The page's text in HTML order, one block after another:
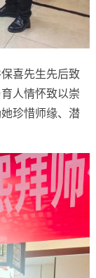
喜先生先后致
人情怀致以崇
珍惜师缘、潜